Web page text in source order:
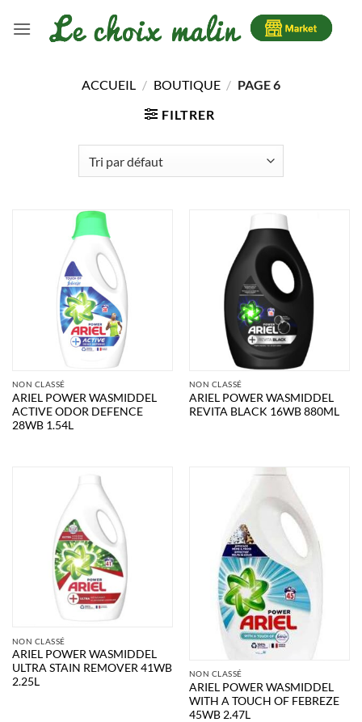
ACCUEIL / BOUTIQUE / PAGE 6
FILTRER
NON CLASSÉ
ARIEL POWER WASMIDDEL
ACTIVE ODOR DEFENCE
28WB 1.54L
NON CLASSÉ
ARIEL POWER WASMIDDEL
REVITA BLACK 16WB 880ML
NON CLASSÉ
ARIEL POWER WASMIDDEL
ULTRA STAIN REMOVER 41WB
2.25L
NON CLASSÉ
ARIEL POWER WASMIDDEL
WITH A TOUCH OF FEBREZE
45WB 2.47L